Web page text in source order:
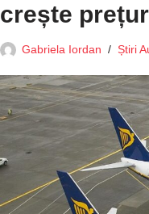
crește
Gabriela Iordan Știri